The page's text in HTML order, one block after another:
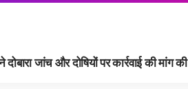
जांच और दोषियों पर कार्रवाई की मांग की